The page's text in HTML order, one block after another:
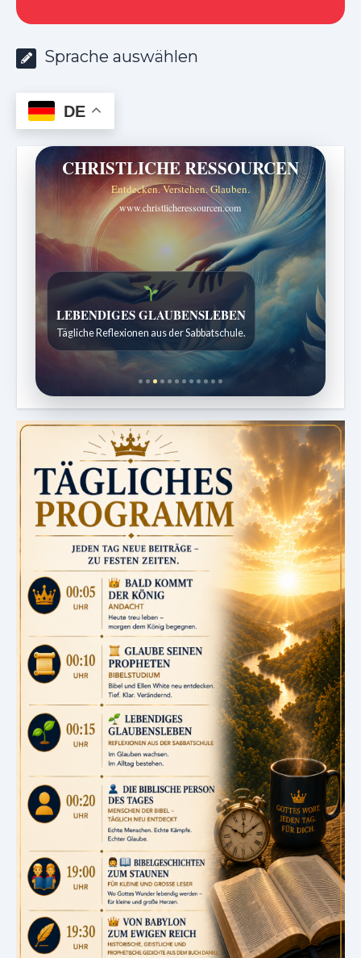
Sprache auswählen
DE
CHRISTLICHE RESSOURCEN
Entdecken. Verstehen. Glauben.
www.christlicheressourcen.com
Bibelgeschichten zum Staunen
Kindergeschichten für 7 bis 12 Jahre.